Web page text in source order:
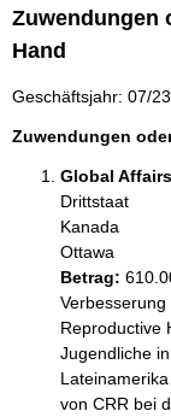
Zuwendungen
Hand
Geschäftsjahr: 07/
Zuwendungen
Global
Drittstaat
Kanada
Ottawa
Betrag:
Reproductive
Jugendliche
von CRR bei